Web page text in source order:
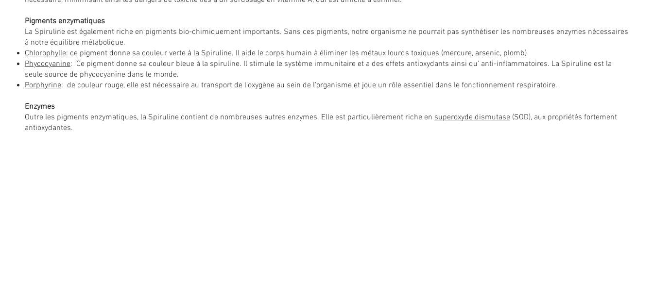
Pigments enzymatiques
La Spiruline est également riche en pigments bio-chimiquement importants. Sans ces pigments, notre organisme ne pourrait pas synthétiser les nombreuses enzymes nécessaires
à notre équilibre métabolique.
Chlorophylle: ce pigment donne sa couleur verte à la Spiruline. Il aide le corps humain à éliminer les métaux lourds toxiques (mercure, arsenic, plomb)
Phycocyanine: Ce pigment donne sa couleur bleue à la spiruline. Il stimule le système immunitaire et a des effets antioxydants ainsi qu' anti-inflammatoires. La Spiruline est la
seule source de phycocyanine dans le monde.
Porphyrine: de couleur rouge, elle est nécessaire au transport de l'oxygène au sein de l'organisme et joue un rôle essentiel dans le fonctionnement respiratoire.
Enzymes
Outre les pigments enzymatiques, la Spiruline contient de nombreuses autres enzymes. Elle est particulièrement riche en superoxyde dismutase (SOD), aux propriétés fortement
antioxydantes.